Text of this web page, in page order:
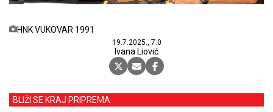
HNK VUKOVAR 1991
19.7.2025., 7:0
Ivana Liović
BLIŽI SE KRAJ PRIPREMA